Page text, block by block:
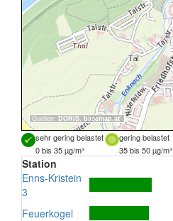
Quellen: DORIS, basemap.at
sehr gering belastet gering belastet
0 bis 35 µg/m³
35 bis 50 µg/m³
Station
Enns-Kristein
3
Feuerkogel